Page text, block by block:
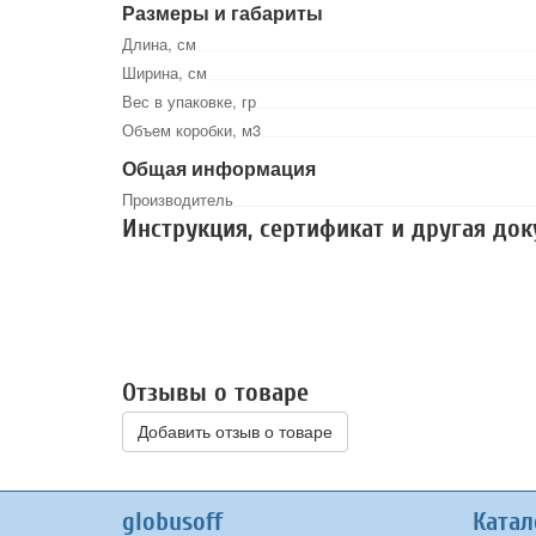
Размеры и габариты
Длина, см
Ширина, см
Вес в упаковке, гр
Объем коробки, м3
Общая информация
Производитель
Инструкция, сертификат и другая
Отзывы о товаре
Добавить отзыв о товаре
globusoff